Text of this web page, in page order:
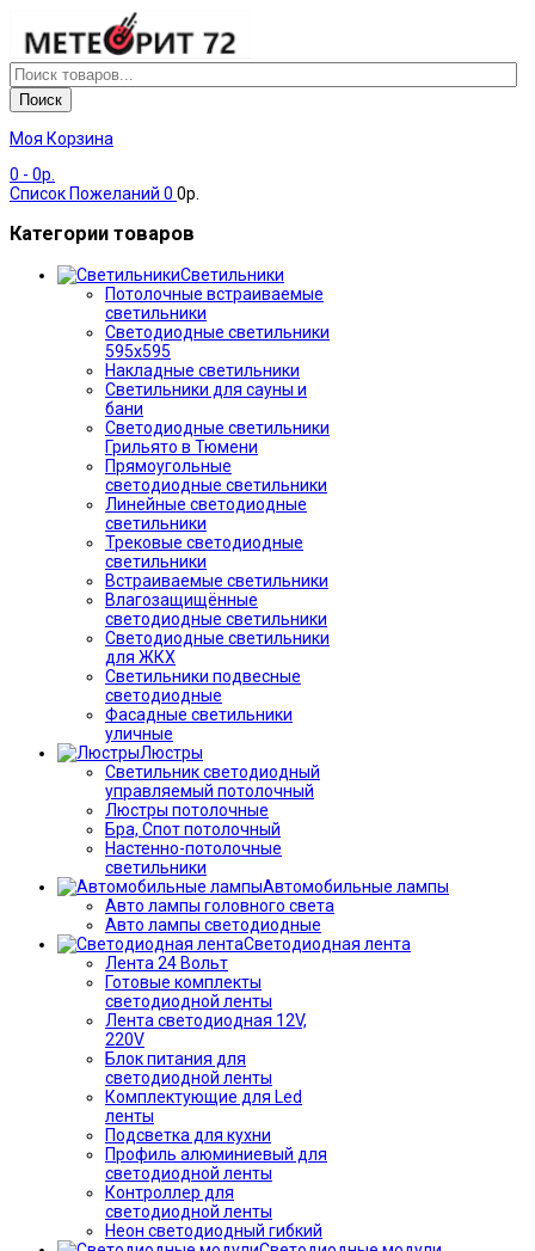
Поиск
Моя Корзина
0 - 0р.
Список Пожеланий 0 0р.
Категории товаров
Светильники
Потолочные встраиваемые
светильники
Светодиодные светильники
595х595
Накладные светильники
Светильники для сауны и
бани
Светодиодные светильники
Грильято в Тюмени
Прямоугольные
светодиодные светильники
Линейные светодиодные
светильники
Трековые светодиодные
светильники
Встраиваемые светильники
Влагозащищённые
светодиодные светильники
Светодиодные светильники
для ЖКХ
Светильники подвесные
светодиодные
Фасадные светильники
уличные
Люстры
Светильник светодиодный
управляемый потолочный
Люстры потолочные
Бра, Спот потолочный
Настенно-потолочные
светильники
Автомобильные лампы
Авто лампы головного света
Авто лампы светодиодные
Светодиодная лента
Лента 24 Вольт
Готовые комплекты
светодиодной ленты
Лента светодиодная 12V,
220V
Блок питания для
светодиодной ленты
Комплектующие для Led
ленты
Подсветка для кухни
Профиль алюминиевый для
светодиодной ленты
Контроллер для
светодиодной ленты
Неон светодиодный гибкий